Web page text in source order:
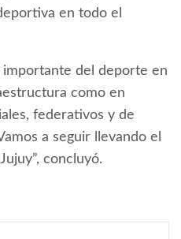
en todo el
del deporte en
como en
federativos y de
a seguir llevando el
concluyó.